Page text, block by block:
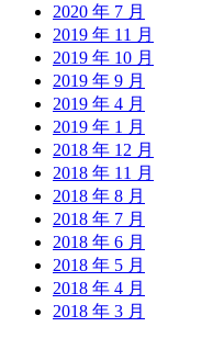
2020 年 7 月
2019 年 11 月
2019 年 10 月
2019 年 9 月
2019 年 4 月
2019 年 1 月
2018 年 12 月
2018 年 11 月
2018 年 8 月
2018 年 7 月
2018 年 6 月
2018 年 5 月
2018 年 4 月
2018 年 3 月